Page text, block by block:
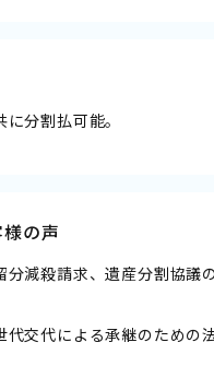
分割払可能。
の声
分減殺請求、遺産分割協議
交代による承継のための